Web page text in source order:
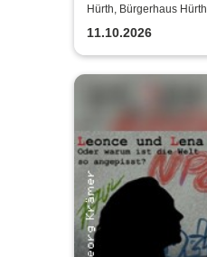
Hürth, Bürgerhaus Hürth
11.10.2026